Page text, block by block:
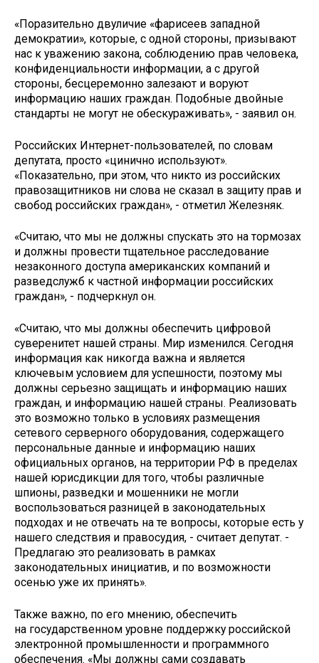
«Поразительно двуличие «фарисеев западной
демократии», которые, с одной стороны, призывают
нас к уважению закона, соблюдению прав человека,
конфиденциальности информации, а с другой
стороны, бесцеремонно залезают и воруют
информацию наших граждан. Подобные двойные
стандарты не могут не обескураживать», - заявил он.
Российских Интернет-пользователей, по словам
депутата, просто «цинично используют».
«Показательно, при этом, что никто из российских
правозащитников ни слова не сказал в защиту прав и
свобод российских граждан», - отметил Железняк.
«Считаю, что мы не должны спускать это на тормозах
и должны провести тщательное расследование
незаконного доступа американских компаний и
разведслужб к частной информации российских
граждан», - подчеркнул он.
«Считаю, что мы должны обеспечить цифровой
суверенитет нашей страны. Мир изменился. Сегодня
информация как никогда важна и является
ключевым условием для успешности, поэтому мы
должны серьезно защищать и информацию наших
граждан, и информацию нашей страны. Реализовать
это возможно только в условиях размещения
сетевого серверного оборудования, содержащего
персональные данные и информацию наших
официальных органов, на территории РФ в пределах
нашей юрисдикции для того, чтобы различные
шпионы, разведки и мошенники не могли
воспользоваться разницей в законодательных
подходах и не отвечать на те вопросы, которые есть у
нашего следствия и правосудия, - считает депутат. -
Предлагаю это реализовать в рамках
законодательных инициатив, и по возможности
осенью уже их принять».
Также важно, по его мнению, обеспечить
на государственном уровне поддержку российской
электронной промышленности и программного
обеспечения. «Мы должны сами создавать